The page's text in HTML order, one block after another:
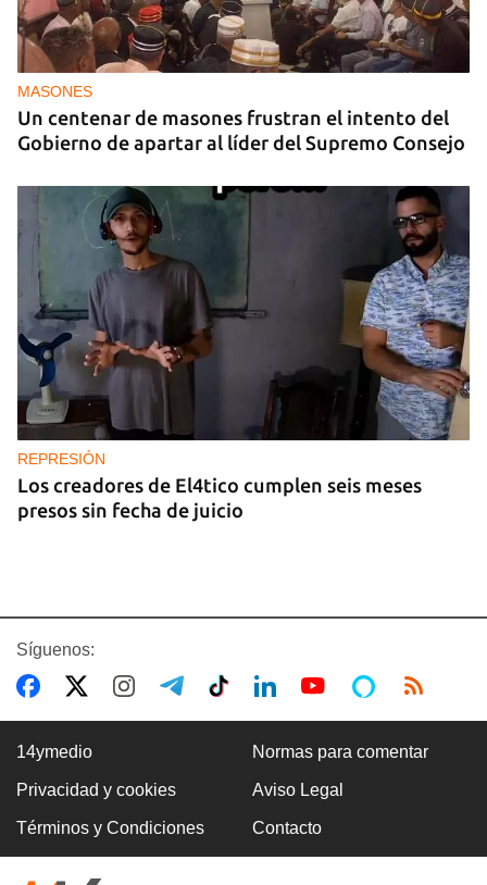
MASONES
Un centenar de masones frustran el intento del
Gobierno de apartar al líder del Supremo Consejo
REPRESIÓN
Los creadores de El4tico cumplen seis meses
presos sin fecha de juicio
BANCARIZACIÓN
La ausencia de un mercado de divisas operativo
explica la escasez de efectivo en moneda
Síguenos:
14ymedio Normas para comentar
Privacidad y cookies Aviso Legal
Términos y Condiciones Contacto